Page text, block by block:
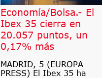
Economía/Bolsa.- El
Ibex 35 cierra en
20.057 puntos, un
0,17% más
MADRID, 5 (EUROPA
PRESS) El Ibex 35 ha